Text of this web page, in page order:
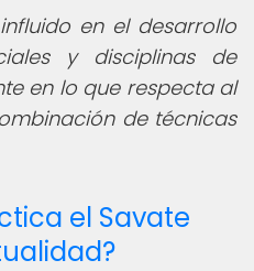
en el desarrollo
y disciplinas de
en lo que respecta al
de técnicas
el Savate